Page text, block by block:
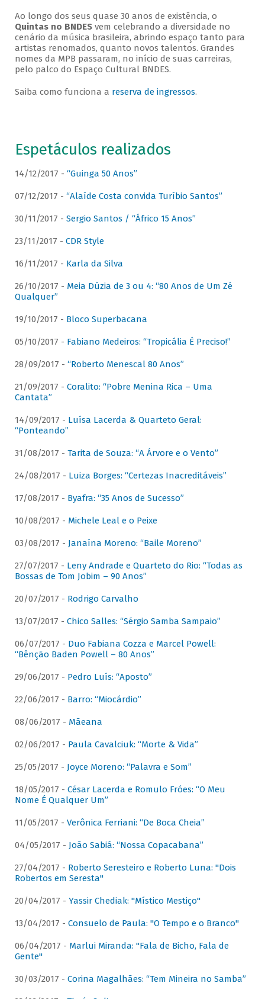
Ao longo dos seus quase 30 anos de existência, o
Quintas no BNDESvem celebrando a diversidade no
cenário da música brasileira, abrindo espaço tanto para
artistas renomados, quanto novos talentos. Grandes
nomes da MPB passaram, no início de suas carreiras,
pelo palco do Espaço Cultural BNDES.
Saiba como funciona a reserva de ingressos.
Espetáculos realizados
14/12/2017 - “Guinga 50 Anos”
07/12/2017 - “Alaíde Costa convida Turíbio Santos”
30/11/2017 - Sergio Santos / “Áfrico 15 Anos”
23/11/2017 - CDR Style
16/11/2017 - Karla da Silva
26/10/2017 - Meia Dúzia de 3 ou 4: “80 Anos de Um Zé
Qualquer”
19/10/2017 - Bloco Superbacana
05/10/2017 - Fabiano Medeiros: “Tropicália É Preciso!”
28/09/2017 - “Roberto Menescal 80 Anos”
21/09/2017 - Coralito: “Pobre Menina Rica – Uma
Cantata”
14/09/2017 - Luísa Lacerda & Quarteto Geral:
“Ponteando”
31/08/2017 - Tarita de Souza: “A Árvore e o Vento”
24/08/2017 - Luiza Borges: “Certezas Inacreditáveis”
17/08/2017 - Byafra: “35 Anos de Sucesso”
10/08/2017 - Michele Leal e o Peixe
03/08/2017 - Janaína Moreno: “Baile Moreno”
27/07/2017 - Leny Andrade e Quarteto do Rio: “Todas as
Bossas de Tom Jobim – 90 Anos”
20/07/2017 - Rodrigo Carvalho
13/07/2017 - Chico Salles: “Sérgio Samba Sampaio”
06/07/2017 - Duo Fabiana Cozza e Marcel Powell:
“Bênção Baden Powell – 80 Anos”
29/06/2017 - Pedro Luís: “Aposto”
22/06/2017 - Barro: “Miocárdio”
08/06/2017 - Mãeana
02/06/2017 - Paula Cavalciuk: “Morte & Vida”
25/05/2017 - Joyce Moreno: “Palavra e Som”
18/05/2017 - César Lacerda e Romulo Fróes: “O Meu
Nome É Qualquer Um”
11/05/2017 - Verônica Ferriani: “De Boca Cheia”
04/05/2017 - João Sabiá: “Nossa Copacabana”
27/04/2017 - Roberto Seresteiro e Roberto Luna: "Dois
Robertos em Seresta"
20/04/2017 - Yassir Chediak: "Místico Mestiço"
13/04/2017 - Consuelo de Paula: "O Tempo e o Branco"
06/04/2017 - Marlui Miranda: "Fala de Bicho, Fala de
Gente"
30/03/2017 - Corina Magalhães: “Tem Mineira no Samba”